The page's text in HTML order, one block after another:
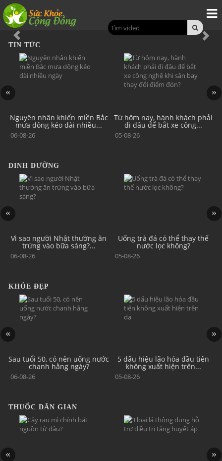
Previous
TIN TỨC
Nguyên nhân khiến miền Bắc
mưa dông kéo dài nhiều...
06-08-26
Từ hôm nay, hành khách phải
đi đâu để bắt xe công...
05-08-26
DINH DƯỠNG
Vì sao người Nhật thường ăn
trứng vào bữa sáng?...
06-08-26
Uống trà đá có thể thay thế
nước lọc không?
05-08-26
KHỎE ĐẸP
Sau tuổi 50, có nên uống nước
chanh hằng ngày?
06-08-26
5 dấu hiệu lão hóa đầu tiên
không xuất hiện trên...
05-08-26
THUỐC DÂN GIAN